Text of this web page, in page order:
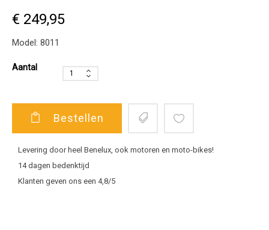
€ 249,95
Model: 8011
Aantal
Bestellen
Levering door heel Benelux, ook motoren en moto-bikes!
14 dagen bedenktijd
Klanten geven ons een 4,8/5